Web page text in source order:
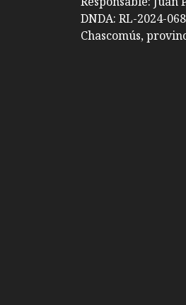
DNDA: RL-2024-
Chascomús,